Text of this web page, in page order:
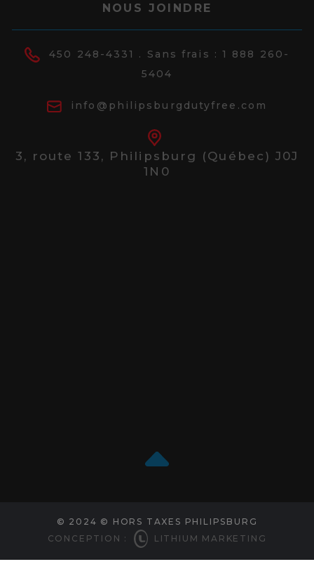
NOUS JOINDRE
450 248-4331 . Sans frais : 1 888 260-
5404
info@philipsburgdutyfree.com
3, route 133, Philipsburg (Québec) J0J
1N0
© 2024 © HORS TAXES PHILIPSBURG
CONCEPTION :
LITHIUM MARKETING